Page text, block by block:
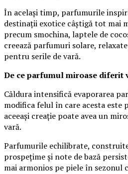
În același timp, parfumurile
destinații exotice câștigă tot mai
precum smochina, laptele de
creează parfumuri solare,
pentru serile de vară.
De ce parfumul miroase diferit
Căldura intensifică evaporarea
modifica felul în care acesta este
aceeași creație poate avea un
vară.
Parfumurile echilibrate,
prospețime și note de bază
mai armonios pe piele în sezonul